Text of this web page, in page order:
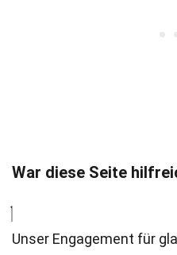
War diese Seite
Unser Engagement für